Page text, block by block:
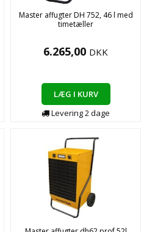
Master affugter DH 752, 46 l med
timetæller
6.265,00 DKK
LÆG I KURV
Levering2dage